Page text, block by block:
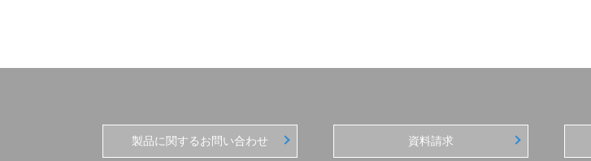
製品に関するお問い合わせ 資料請求